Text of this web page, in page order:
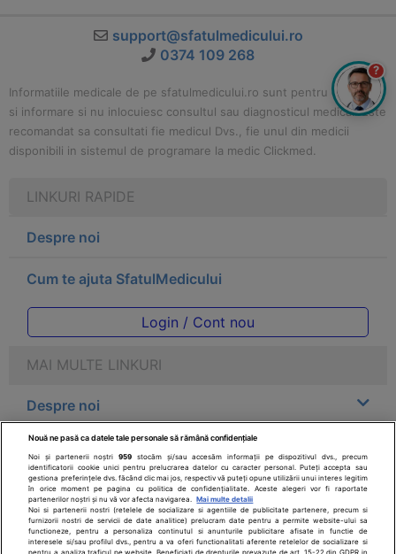
support@sfatulmedicului.ro
0374 109 268
Informatiile medicale de pe sfatulmedicului.ro sunt pentru educatie
si informare si nu inlocuiesc consultul sau diagnosticul medical. Este
recomandat sa consultati fie medicul Dvs., fie unul din medicii
disponibili in sistemul de programare la medic Clickmed.
LINKURI RAPIDE
Despre noi
Cum te ajuta SfatulMedicului
Login / Cont nou
MAI MULTE LINKURI
Despre noi
Legal
Drepturile consumatorului
Parteneri
?
Nouă ne pasă ca datele tale personale să rămână confidențiale
Noi și partenerii noștri959 stocăm și/sau accesăm informații pe dispozitivul dvs., precum
identificatorii cookie unici pentru prelucrarea datelor cu caracter personal. Puteți accepta sau
gestiona preferințele dvs. făcând clic mai jos, respectiv vă puteți opune utilizării unui interes legitim
în orice moment pe pagina cu politica de confidențialitate. Aceste alegeri vor fi raportate
partenerilor noștri și nu vă vor afecta navigarea.
Mai multe detalii
Noi si partenerii nostri (retelele de socializare si agentiile de publicitate partenere, precum si
furnizorii nostri de servicii de date analitice) prelucram date pentru a permite website-ului sa
functioneze, pentru a personaliza continutul si anunturile publicitare afisate in functie de
interesele si/sau profilul dvs., pentru a va oferi functionalitati aferente retelelor de socializare si
pentru a analiza traficul pe website. Beneficiati de drepturile prevazute de art. 15-22 din GDPR in